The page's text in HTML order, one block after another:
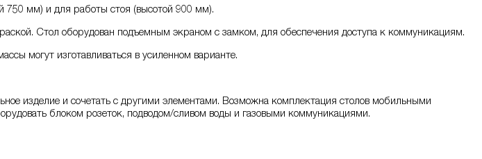
750 мм) и для работы стоя (высотой 900 мм).
Стол оборудован подъемным экраном с замком, для обеспечения доступа к коммуникациям.
могут изготавливаться в усиленном варианте.
изделие и сочетать с другими элементами. Возможна комплектация столов мобильными
блоком розеток, подводом/сливом воды и газовыми коммуникациями.